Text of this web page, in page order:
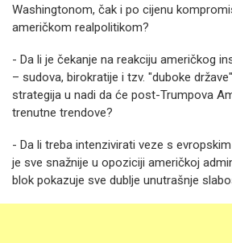
Washingtonom, čak i po cijenu
američkom realpolitikom?
- Da li je čekanje na reakciju američkog
– sudova, birokratije i tzv. "duboke
strategija u nadi da će post-Trumpova
trenutne trendove?
- Da li treba intenzivirati veze s
je sve snažnije u opoziciji američkoj
blok pokazuje sve dublje unutrašnje